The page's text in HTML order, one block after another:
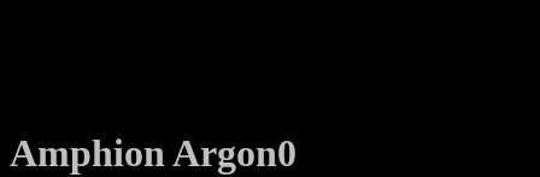
Amphion Argon0